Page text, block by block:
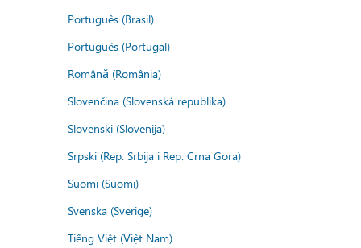
Português (Brasil)
Português (Portugal)
Română (România)
Slovenčina (Slovenská republika)
Slovenski (Slovenija)
Srpski (Rep. Srbija i Rep. Crna Gora)
Suomi (Suomi)
Svenska (Sverige)
Tiếng Việt (Việt Nam)